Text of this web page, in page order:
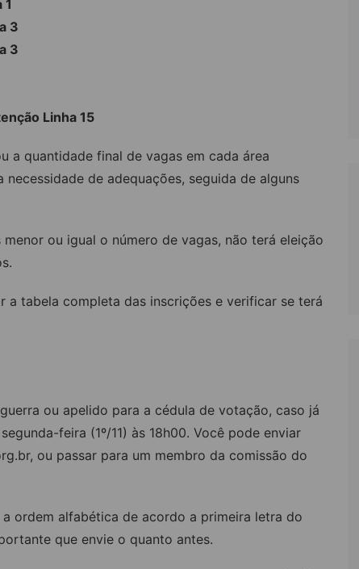
1
3
3
Linha 15
a quantidade final de vagas em cada área
necessidade de adequações, seguida de alguns
ou igual o número de vagas, não terá eleição
a tabela completa das inscrições e verificar se terá
ou apelido para a cédula de votação, caso já
feira (1º/11) às 18h00. Você pode enviar
, ou passar para um membro da comissão do
ordem alfabética de acordo a primeira letra do
que envie o quanto antes.